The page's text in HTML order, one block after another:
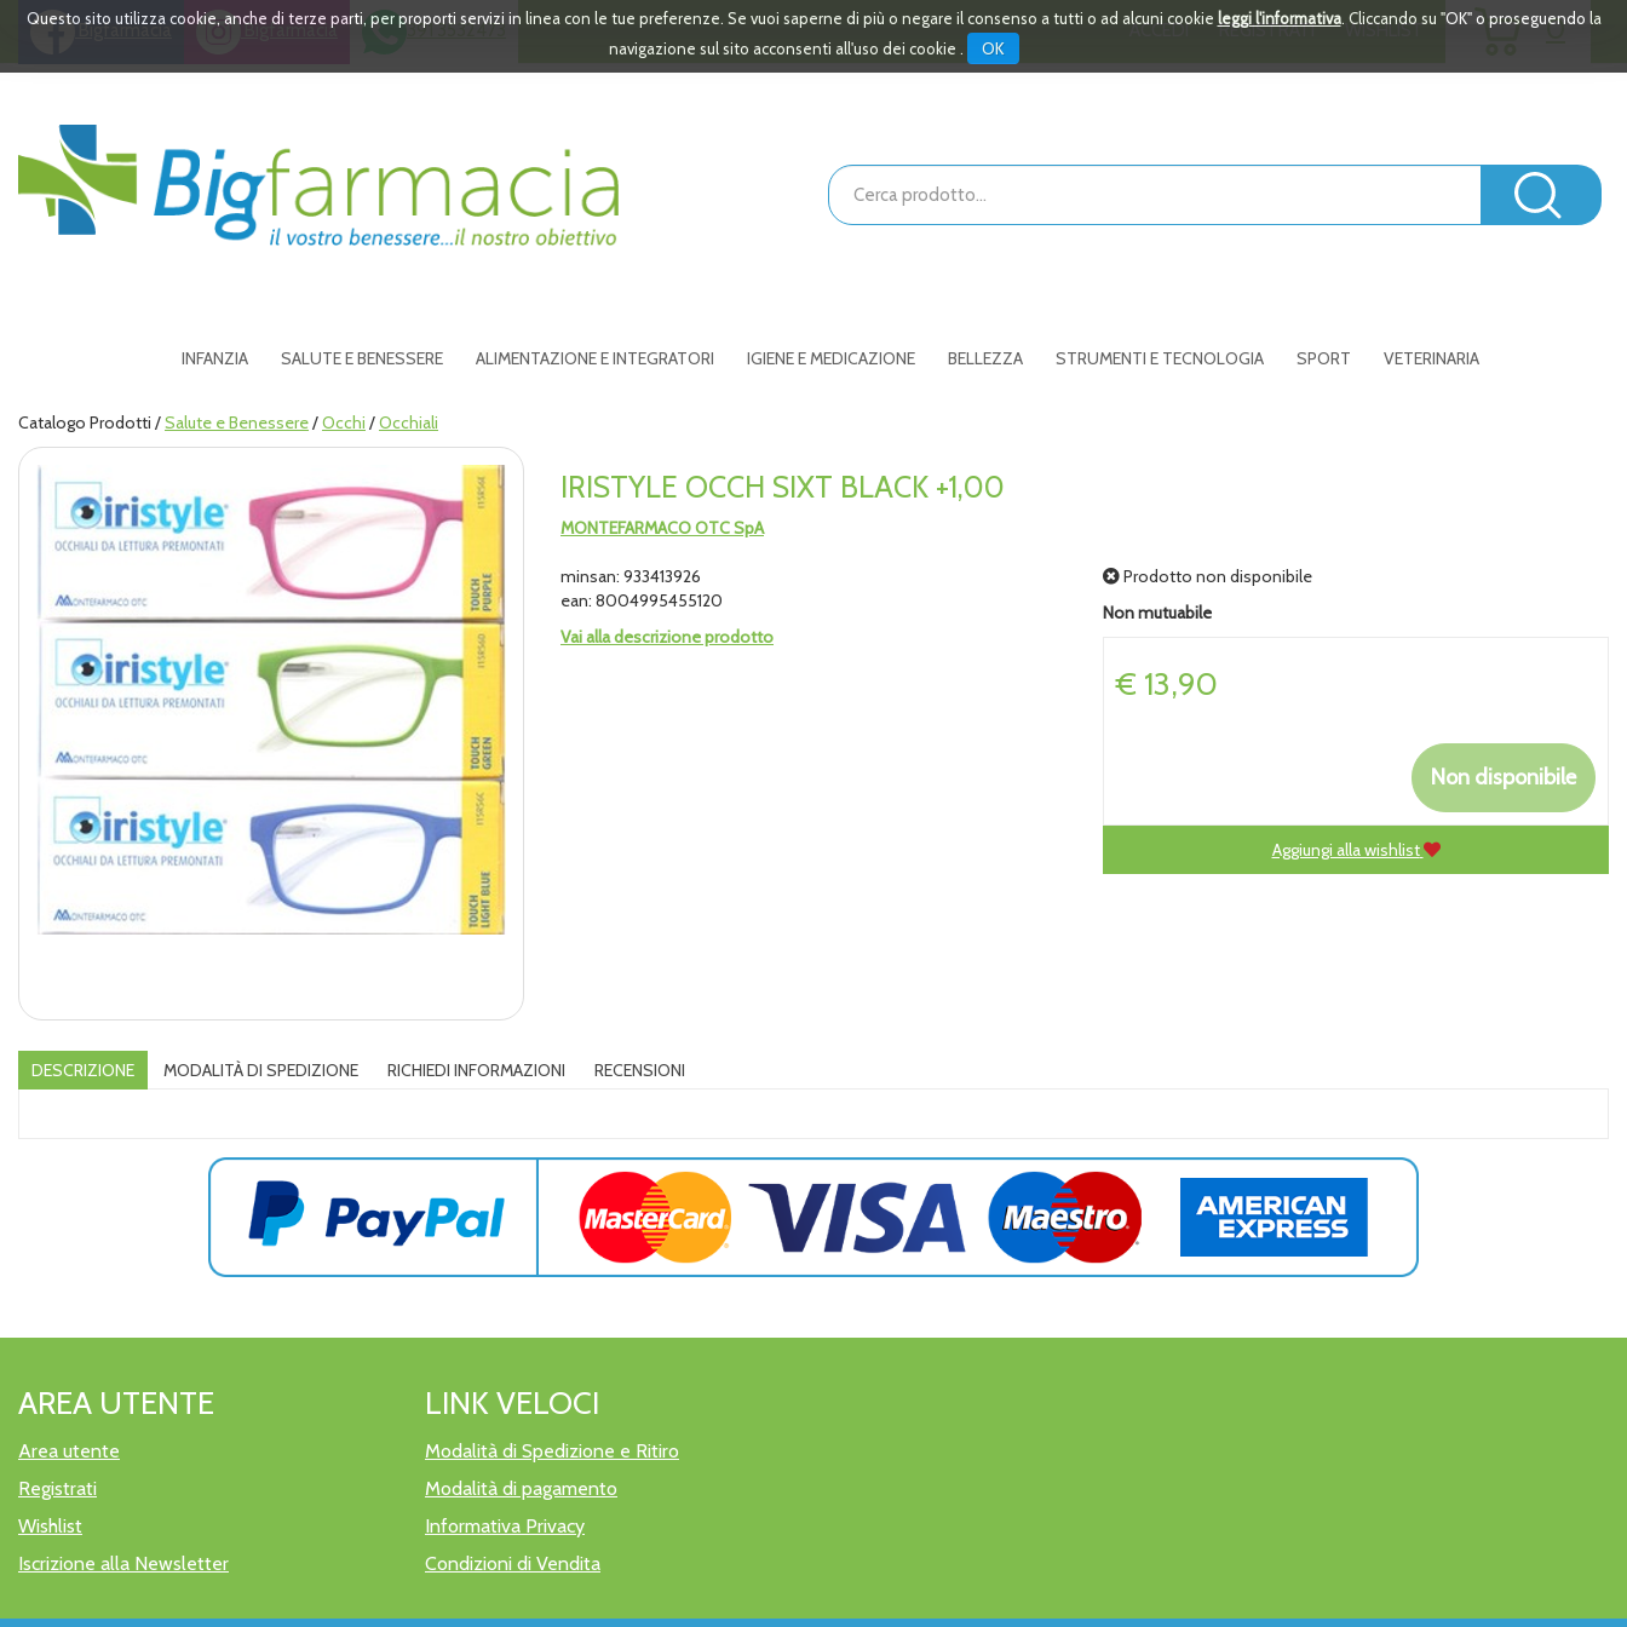
PassaQuesto sito utilizza cookie, anche di terze parti, per proporti servizi in linea con le tue preferenze. Se vuoi saperne di più o negare il consenso a tutti o ad alcuni cookie leggi l'informativa. Cliccando su "OK" o proseguendo la
navigazione sul sito acconsenti all'uso dei cookie .
OK
Bigfarmacia Bigfarmacia 391 3532473 ACCEDI REGISTRATI WISHLIST 0
ARTICOLI
Bigfarmacia
Cerca
Prodotto
INFANZIA SALUTE E BENESSERE ALIMENTAZIONE E INTEGRATORI IGIENE E MEDICAZIONE BELLEZZA STRUMENTI E TECNOLOGIA SPORT VETERINARIA
Catalogo Prodotti /Salute e Benessere/Occhi /Occhiali
IRISTYLE OCCH SIXT BLACK +1,00
MONTEFARMACO OTC SpA
minsan: 933413926
ean: 8004995455120
Vai alla descrizione prodotto
Prodotto non disponibile
Non mutuabile
Prezzo
€ 13,90
Non disponibile
Aggiungi alla wishlist
DESCRIZIONE MODALITÀ DI SPEDIZIONE RICHIEDI INFORMAZIONI RECENSIONI
AREA UTENTE
Area utente
Registrati
Wishlist
Iscrizione alla Newsletter
LINK VELOCI
Modalità di Spedizione e Ritiro
Modalità di pagamento
Informativa Privacy
Condizioni di Vendita